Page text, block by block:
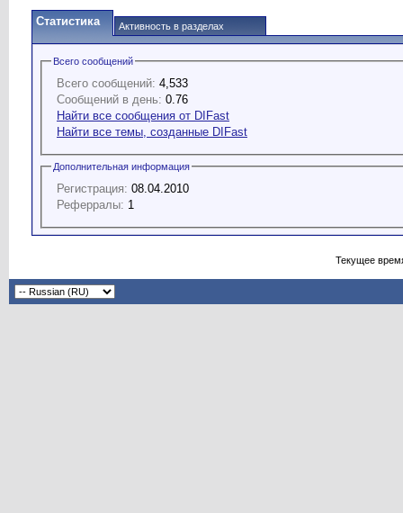
Статистика Активность в разделах
Всего сообщений
Всего сообщений: 4,533
Сообщений в день: 0.76
Найти все сообщения от DIFast
Найти все темы, созданные DIFast
Дополнительная информация
Регистрация: 08.04.2010
Реферралы: 1
Текущее